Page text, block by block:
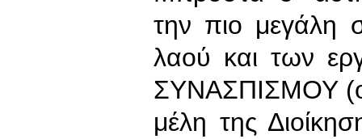
την πιο μεγάλη
λαού και των
ΣΥΝΑΣΠΙΣΜΟΥ (ο
μέλη της